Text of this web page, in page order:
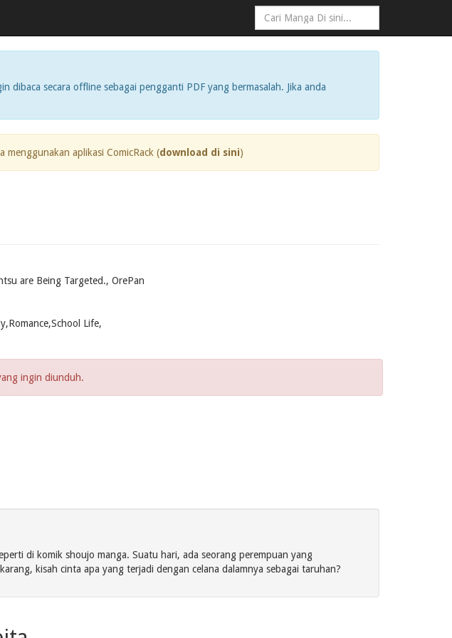
secara offline sebagai pengganti PDF yang bermasalah. Jika anda
menggunakan aplikasi ComicRack (download di sini)
are Being Targeted., OrePan
Life,
ingin diunduh.
di komik shoujo manga. Suatu hari, ada seorang perempuan yang
kisah cinta apa yang terjadi dengan celana dalamnya sebagai taruhan?